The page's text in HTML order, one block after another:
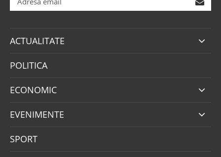
ACTUALITATE
POLITICA
ECONOMIC
EVENIMENTE
SPORT